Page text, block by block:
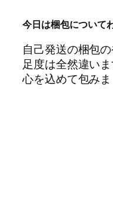
今日は梱包について
自己発送の梱包
足度は全然違いま
心を込めて包みま